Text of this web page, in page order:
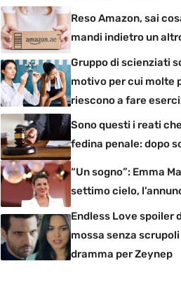
Reso Amazon, sai
mandi indietro un
Gruppo di scienziati
motivo per cui molte
riescono a fare
Sono questi i reati
fedina penale: dopo
“Un sogno”: Emma
settimo cielo,
Endless Love spoiler
mossa senza scrupoli
dramma per Zeynep